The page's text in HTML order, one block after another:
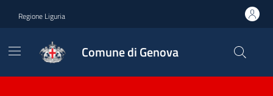
Regione Liguria
Comune di Genova